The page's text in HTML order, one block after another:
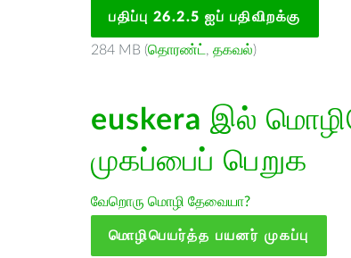
பதிப்பு 26.2.5 ஐப் பதிவிறக்கு
284 MB (தொரண்ட் , தகவல்)
euskera இல்
முகப்பைப் பெறுக
வேறொரு மொழி தேவையா?
மொழிபெயர்த்த பயனர் முகப்பு